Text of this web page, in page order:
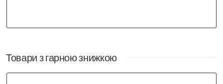
Товари з гарною знижкою